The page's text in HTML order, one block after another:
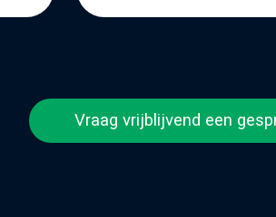
Vraag vrijblijvend een